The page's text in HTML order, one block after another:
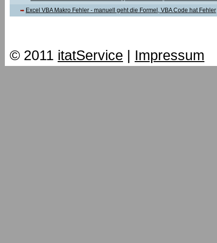
Excel VBA Makro Fehler - manuell geht die Formel, VBA Code hat Fehler
© 2011 itatService | Impressum